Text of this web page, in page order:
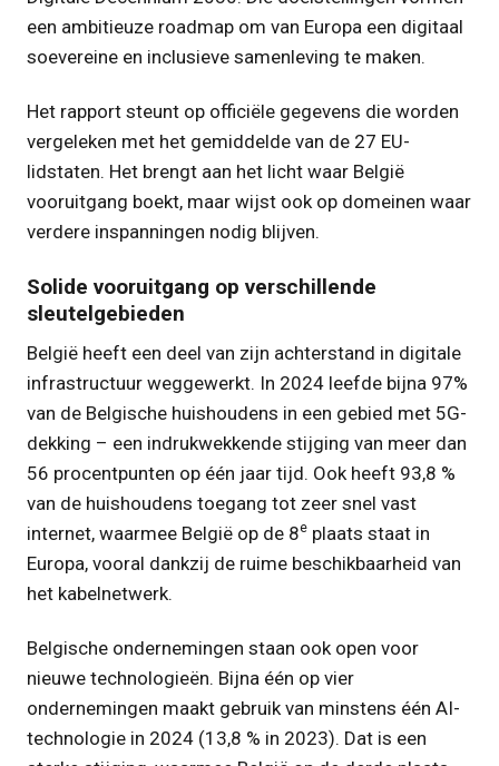
een ambitieuze roadmap om van Europa een digitaal
soevereine en inclusieve samenleving te maken.
Het rapport steunt op officiële gegevens die worden
vergeleken met het gemiddelde van de 27 EU-
lidstaten. Het brengt aan het licht waar België
vooruitgang boekt, maar wijst ook op domeinen waar
verdere inspanningen nodig blijven.
Solide vooruitgang op verschillende
sleutelgebieden
België heeft een deel van zijn achterstand in digitale
infrastructuur weggewerkt. In 2024 leefde bijna 97%
van de Belgische huishoudens in een gebied met 5G-
dekking – een indrukwekkende stijging van meer dan
56 procentpunten op één jaar tijd. Ook heeft 93,8 %
van de huishoudens toegang tot zeer snel vast
internet, waarmee België op de 8e plaats staat in
Europa, vooral dankzij de ruime beschikbaarheid van
het kabelnetwerk.
Belgische ondernemingen staan ook open voor
nieuwe technologieën. Bijna één op vier
ondernemingen maakt gebruik van minstens één AI-
technologie in 2024 (13,8 % in 2023). Dat is een